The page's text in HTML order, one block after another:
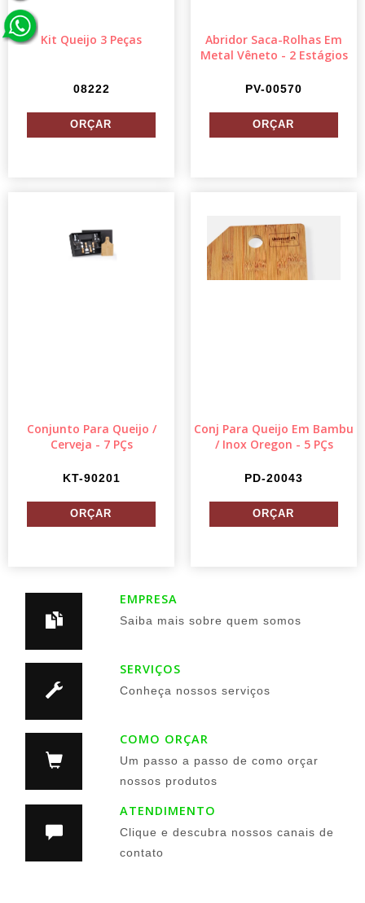
Kit Queijo 3 Peças
08222
Abridor Saca-Rolhas Em
Metal Vêneto - 2 Estágios
PV-00570
Conjunto Para Queijo /
Cerveja - 7 PÇs
KT-90201
Conj Para Queijo Em Bambu
/ Inox Oregon - 5 PÇs
PD-20043
EMPRESA
Saiba mais sobre quem somos
SERVIÇOS
Conheça nossos serviços
COMO ORÇAR
Um passo a passo de como orçar
nossos produtos
ATENDIMENTO
Clique e descubra nossos canais de
contato